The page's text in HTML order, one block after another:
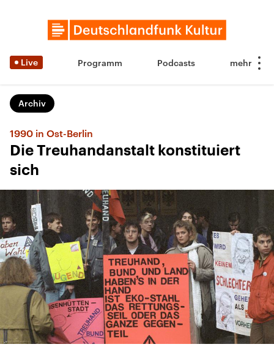
Live Programm Podcasts
Archiv
1990 in Ost-Berlin
Die Treuhandanstalt konstituiert
sich